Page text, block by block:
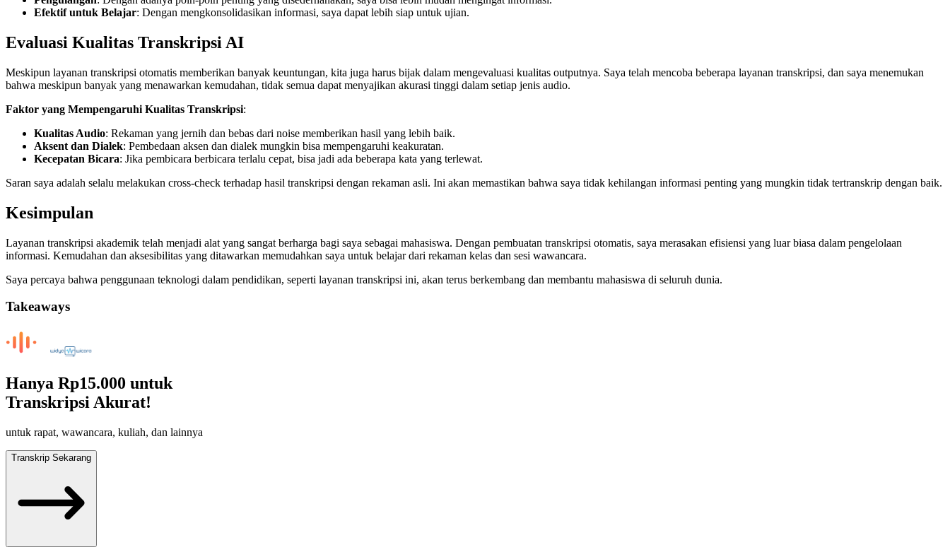
Efektif untuk Belajar: Dengan mengkonsolidasikan informasi, saya dapat lebih siap untuk ujian.
Evaluasi Kualitas Transkripsi AI
Meskipun layanan transkripsi otomatis memberikan banyak keuntungan, kita juga harus bijak dalam mengevaluasi kualitas outputnya. Saya telah mencoba beberapa layanan transkripsi, dan saya menemukan
bahwa meskipun banyak yang menawarkan kemudahan, tidak semua dapat menyajikan akurasi tinggi dalam setiap jenis audio.
Faktor yang Mempengaruhi Kualitas Transkripsi:
Kualitas Audio: Rekaman yang jernih dan bebas dari noise memberikan hasil yang lebih baik.
Aksent dan Dialek: Pembedaan aksen dan dialek mungkin bisa mempengaruhi keakuratan.
Kecepatan Bicara: Jika pembicara berbicara terlalu cepat, bisa jadi ada beberapa kata yang terlewat.
Saran saya adalah selalu melakukan cross-check terhadap hasil transkripsi dengan rekaman asli. Ini akan memastikan bahwa saya tidak kehilangan informasi penting yang mungkin tidak tertranskrip dengan baik.
Kesimpulan
Layanan transkripsi akademik telah menjadi alat yang sangat berharga bagi saya sebagai mahasiswa. Dengan pembuatan transkripsi otomatis, saya merasakan efisiensi yang luar biasa dalam pengelolaan
informasi. Kemudahan dan aksesibilitas yang ditawarkan memudahkan saya untuk belajar dari rekaman kelas dan sesi wawancara.
Saya percaya bahwa penggunaan teknologi dalam pendidikan, seperti layanan transkripsi ini, akan terus berkembang dan membantu mahasiswa di seluruh dunia.
Takeaways
Hanya Rp15.000 untuk
Transkripsi Akurat!
untuk rapat, wawancara, kuliah, dan lainnya
Transkrip Sekarang